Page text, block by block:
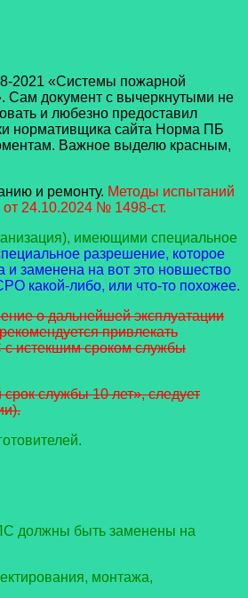
2021 «Системы пожарной
Сам документ с вычеркнутыми не
и любезно предоставил
нормативщика сайта Норма ПБ
Важное выделю красным,
и ремонту. Методы испытаний
24.10.2024 № 1498-ст.
имеющими специальное
разрешение, которое
и заменена на вот это новшество
какой-либо, или что-то похожее.
о дальнейшей эксплуатации
привлекать
с истекшим сроком службы
службы 10 лет», следует
должны быть заменены на
монтажа,